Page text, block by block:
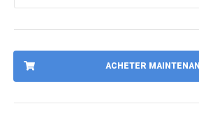
ACHETER